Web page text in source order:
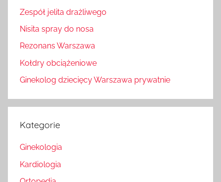
Zespół jelita drażliwego
Nisita spray do nosa
Rezonans Warszawa
Kołdry obciążeniowe
Ginekolog dziecięcy Warszawa prywatnie
Kategorie
Ginekologia
Kardiologia